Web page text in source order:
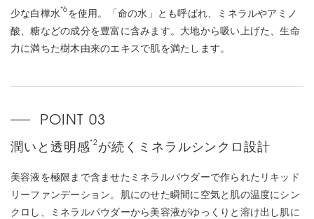
少な白樺水*6を使用。「命の水」とも呼ばれ、ミネラルやアミノ
酸、糖などの成分を豊富に含みます。大地から吸い上げた、生命
力に満ちた樹木由来のエキスで肌を満たします。
潤いと透明感*2 が続くミネラルシンクロ設計
美容液を極限まで含ませたミネラルパウダーで作られたリキッド
リーファンデーション。肌にのせた瞬間に空気と肌の温度にシン
クロし、ミネラルパウダーから美容液がゆっくりと溶け出し肌に